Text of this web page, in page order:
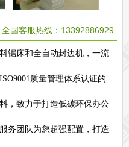
全国客服热线：13392886929
锯床和全自动封边机，一流
质量管理体系认证的
，致力于打造低碳环保办公
务团队为您超强配置，打造